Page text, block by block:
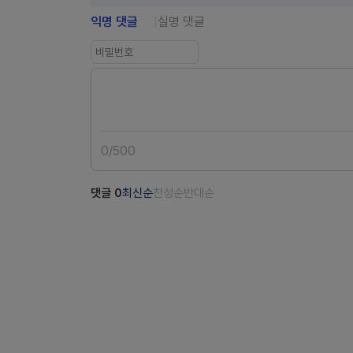
익명 댓글 실명 댓글
0/500
댓글 0최신순찬성순반대순